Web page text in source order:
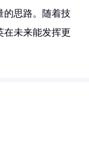
的思路。随着技
在未来能发挥更